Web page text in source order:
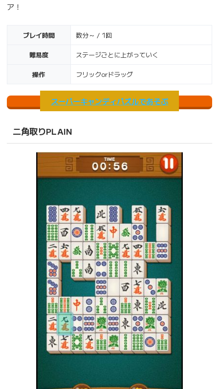
ア！
プレイ時間 数分～ / 1回
難易度 ステージごとに上がっていく
操作 フリックorドラッグ
スーパーキャンディパズルであそぶ
二角取りPLAIN